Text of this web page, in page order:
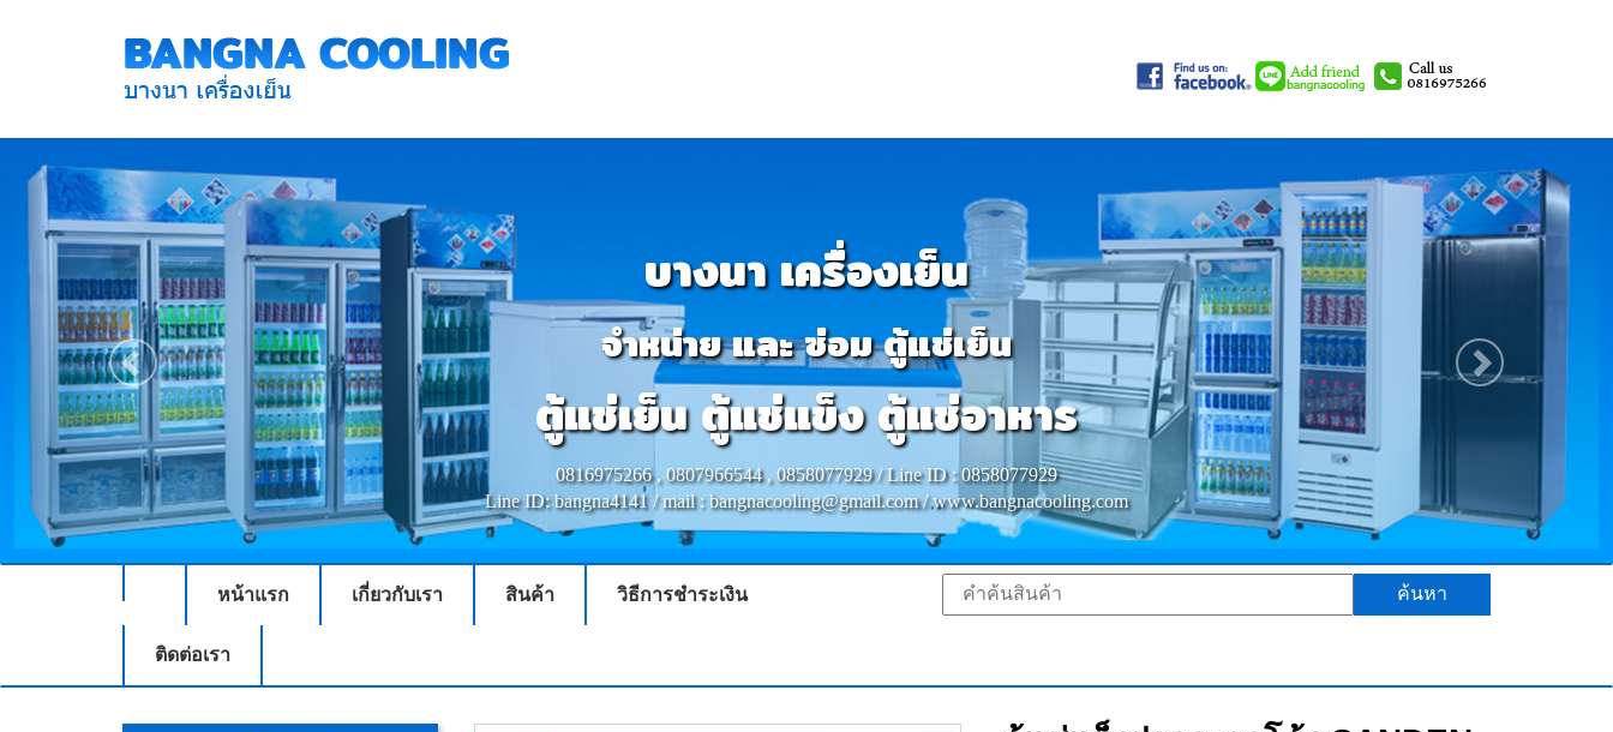
บางนา เครื่องเย็น
จำหน่าย และ ซ่อม ตู้แช่เย็น
ตู้แช่เย็น ตู้แช่แข็ง ตู้แช่อาหาร
0816975266 , 0807966544 , 0858077929 / Line ID : 0858077929
Line ID: bangna4141 / mail : bangnacooling@gmail.com / www.bangnacooling.com
หน้าแรก เกี่ยวกับเรา สินค้า วิธีการชำระเงิน
ติดต่อเรา
ค้นหา